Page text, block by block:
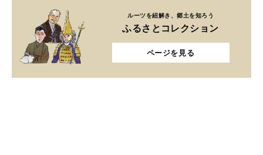
ルーツを紐解き、郷土を知ろう
ふるさとコレクション
ページを見る